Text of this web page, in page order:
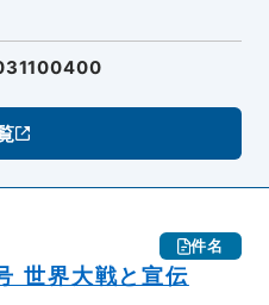
件名
世界大戦と宣伝